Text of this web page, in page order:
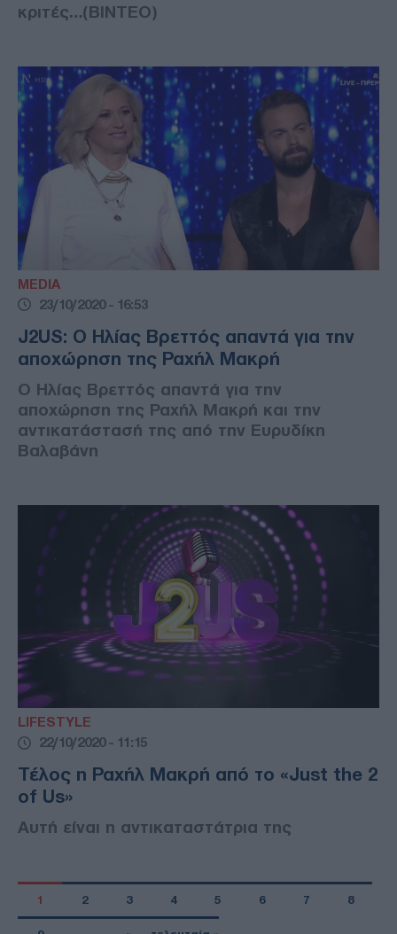
κριτές…(ΒΙΝΤΕΟ)
MEDIA
23/10/2020 - 16:53
J2US: Ο Ηλίας Βρεττός απαντά για την
αποχώρηση της Ραχήλ Μακρή
Ο Ηλίας Βρεττός απαντά για την
αποχώρηση της Ραχήλ Μακρή και την
αντικατάστασή της από την Ευρυδίκη
Βαλαβάνη
LIFESTYLE
22/10/2020 - 11:15
Τέλος η Ραχήλ Μακρή από το «Just the 2
of Us»
Αυτή είναι η αντικαταστάτρια της
1 2 3 4 5 6 7 8